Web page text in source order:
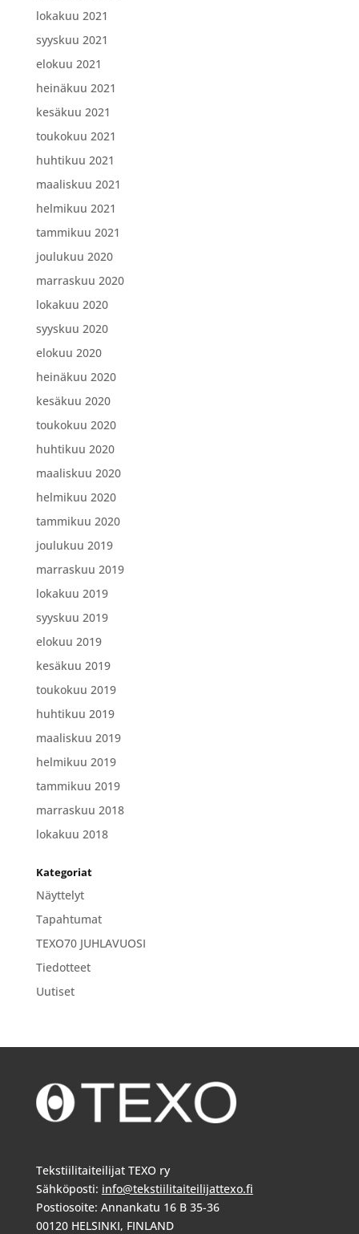
lokakuu 2021
syyskuu 2021
elokuu 2021
heinäkuu 2021
kesäkuu 2021
toukokuu 2021
huhtikuu 2021
maaliskuu 2021
helmikuu 2021
tammikuu 2021
joulukuu 2020
marraskuu 2020
lokakuu 2020
syyskuu 2020
elokuu 2020
heinäkuu 2020
kesäkuu 2020
toukokuu 2020
huhtikuu 2020
maaliskuu 2020
helmikuu 2020
tammikuu 2020
joulukuu 2019
marraskuu 2019
lokakuu 2019
syyskuu 2019
elokuu 2019
kesäkuu 2019
toukokuu 2019
huhtikuu 2019
maaliskuu 2019
helmikuu 2019
tammikuu 2019
marraskuu 2018
lokakuu 2018
Kategoriat
Näyttelyt
Tapahtumat
TEXO70 JUHLAVUOSI
Tiedotteet
Uutiset
Tekstiilitaiteilijat TEXO ry
Sähköposti: info@tekstiilitaiteilijattexo.fi
Postiosoite: Annankatu 16 B 35-36
00120 HELSINKI, FINLAND